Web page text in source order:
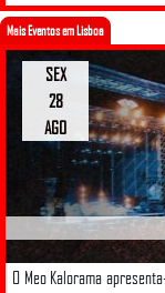
Mais Eventos em Lisboa
O Meo Kalorama
SEX
28
AGO